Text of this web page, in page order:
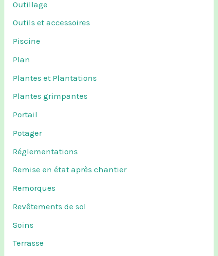
Outillage
Outils et accessoires
Piscine
Plan
Plantes et Plantations
Plantes grimpantes
Portail
Potager
Réglementations
Remise en état après chantier
Remorques
Revêtements de sol
Soins
Terrasse